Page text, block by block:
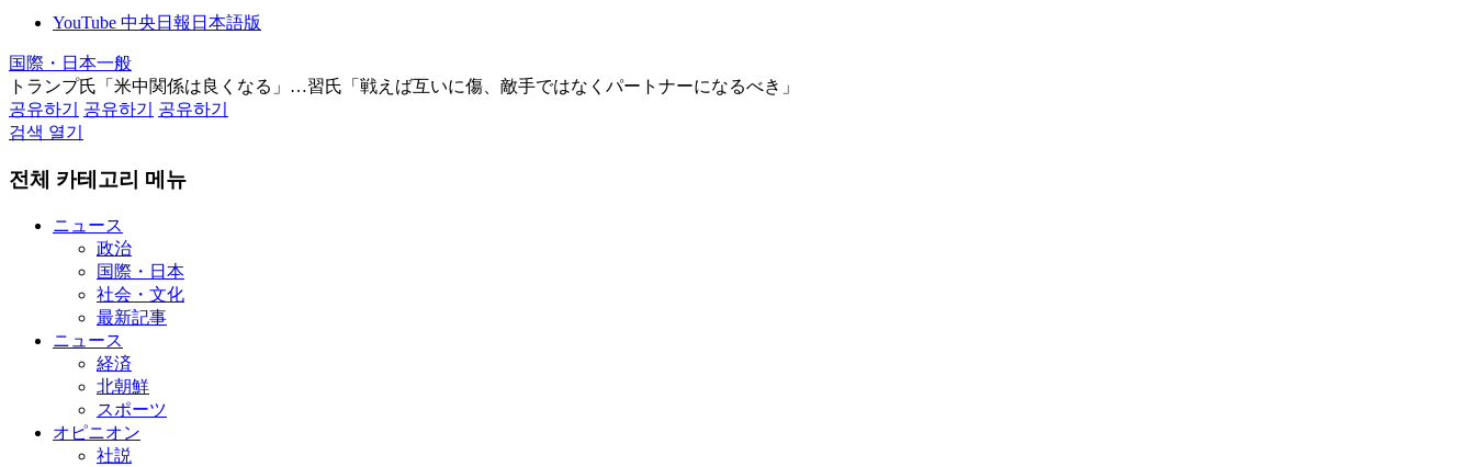
YouTube 中央日報日本語版
国際・日本一般
トランプ氏「米中関係は良くなる」…習氏「戦えば互いに傷、敵手ではなくパートナーになるべき」
공유하기
공유하기
공유하기
검색 열기
전체 카테고리 메뉴
ニュース
政治
国際・日本
社会・文化
最新記事
ニュース
経済
北朝鮮
スポーツ
オピニオン
社説